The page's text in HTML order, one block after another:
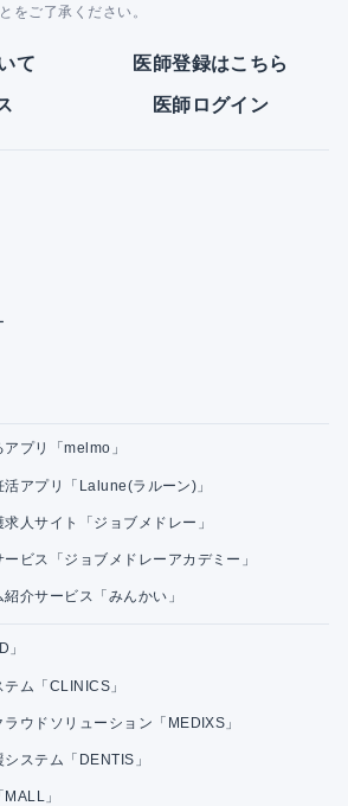
をご了承ください。
て 医師登録はこちら
医師ログイン
プリ「melmo」
アプリ「Lalune(ラルーン)」
人サイト「ジョブメドレー」
ビス「ジョブメドレーアカデミー」
介サービス「みんかい」
」
ム「CLINICS」
ウドソリューション「MEDIXS」
ステム「DENTIS」
」